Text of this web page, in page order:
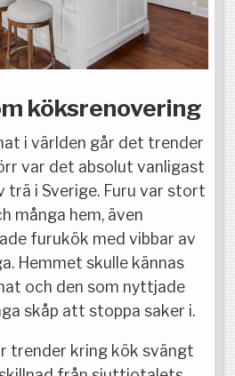
köksrenovering
i världen går det trender
var det absolut vanligast
trä i Sverige. Furu var stort
många hem, även
furukök med vibbar av
Hemmet skulle kännas
och den som nyttjade
skåp att stoppa saker i.
trender kring kök svängt